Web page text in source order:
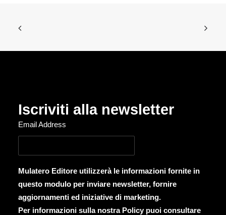
Iscriviti alla newsletter
Email Address
Mulatero Editore utilizzerà le informazioni fornite in
questo modulo per inviare newsletter, fornire
aggiornamenti ed iniziative di marketing.
Per informazioni sulla nostra Policy puoi consultare